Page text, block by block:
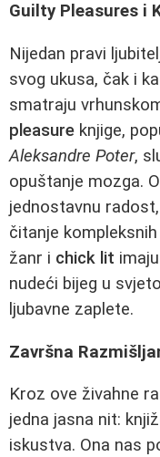
Guilty Pleasures i
Nijedan pravi
svog ukusa, čak i
smatraju
pleasure knjige,
Aleksandre Poter,
opuštanje mozga.
jednostavnu
čitanje
žanr i chick lit
nudeći bijeg u
ljubavne zaplete.
Završna
Kroz ove živahne
jedna jasna nit:
iskustva. Ona nas